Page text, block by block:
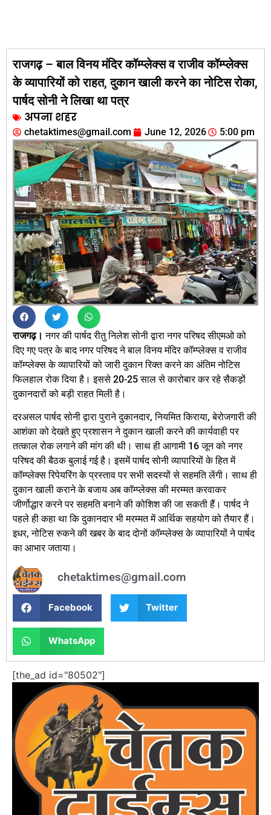
राजगढ़ – बाल विनय मंदिर कॉम्प्लेक्स व राजीव कॉम्प्लेक्स
के व्यापारियों को राहत, दुकान खाली करने का नोटिस रोका,
पार्षद सोनी ने लिखा था पत्र
अपना शहर
chetaktimes@gmail.com June 12, 2026 5:00 pm
राजगढ़।नगर की पार्षद रीतु निलेश सोनी द्वारा नगर परिषद सीएमओ को
दिए गए पत्र के बाद नगर परिषद ने बाल विनय मंदिर कॉम्प्लेक्स व राजीव
कॉम्प्लेक्स के व्यापारियों को जारी दुकान रिक्त करने का अंतिम नोटिस
फिलहाल रोक दिया है। इससे 20-25 साल से कारोबार कर रहे सैकड़ों
दुकानदारों को बड़ी राहत मिली है।
दरअसल पार्षद सोनी द्वारा पुराने दुकानदार, नियमित किराया, बेरोजगारी की
आशंका को देखते हुए प्रशासन ने दुकान खाली करने की कार्यवाही पर
तत्काल रोक लगाने की मांग की थी। साथ ही आगामी 16 जून को नगर
परिषद की बैठक बुलाई गई है। इसमें पार्षद सोनी व्यापारियों के हित में
कॉम्प्लेक्स रिपेयरिंग के प्रस्ताव पर सभी सदस्यों से सहमति लेंगी। साथ ही
दुकान खाली कराने के बजाय अब कॉम्प्लेक्स की मरम्मत करवाकर
जीर्णोद्धार करने पर सहमति बनाने की कोशिश की जा सकती हैं। पार्षद ने
पहले ही कहा था कि दुकानदार भी मरम्मत में आर्थिक सहयोग को तैयार हैं।
इधर, नोटिस रुकने की खबर के बाद दोनों कॉम्प्लेक्स के व्यापारियों ने पार्षद
का आभार जताया।
chetaktimes@gmail.com
Facebook Twitter
WhatsApp
[the_ad id="80502"]